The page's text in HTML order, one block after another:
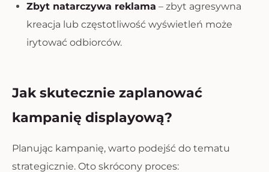
Zbyt natarczywa reklama – zbyt agresywna
kreacja lub częstotliwość wyświetleń może
irytować odbiorców.
Jak skutecznie zaplanować
kampanię displayową?
Planując kampanię, warto podejść do tematu
strategicznie. Oto skrócony proces: